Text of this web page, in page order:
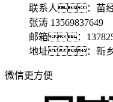
联系人：苗经
张涛 13569837649
邮箱：
地址：新乡
微信更方便